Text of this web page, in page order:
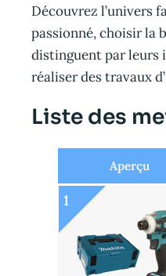
Découvrez l’univers
passionné, choisir la
distinguent par leurs
réaliser des travaux
Liste des
Aperçu
1